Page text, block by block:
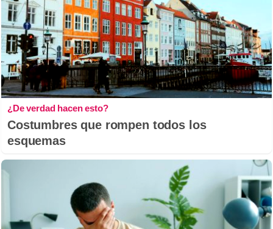
¿De verdad hacen esto?
Costumbres que rompen todos los
esquemas